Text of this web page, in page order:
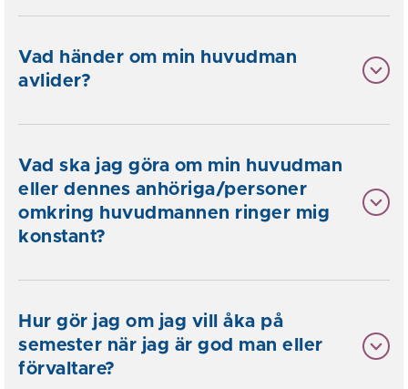
Vad händer om min huvudman
avlider?
Vad ska jag göra om min huvudman
eller dennes anhöriga/personer
omkring huvudmannen ringer mig
konstant?
Hur gör jag om jag vill åka på
semester när jag är god man eller
förvaltare?